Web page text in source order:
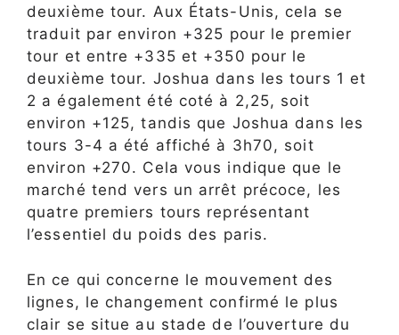
deuxième tour. Aux États-Unis, cela se
traduit par environ +325 pour le premier
tour et entre +335 et +350 pour le
deuxième tour. Joshua dans les tours 1 et
2 a également été coté à 2,25, soit
environ +125, tandis que Joshua dans les
tours 3-4 a été affiché à 3h70, soit
environ +270. Cela vous indique que le
marché tend vers un arrêt précoce, les
quatre premiers tours représentant
l’essentiel du poids des paris.
En ce qui concerne le mouvement des
lignes, le changement confirmé le plus
clair se situe au stade de l’ouverture du